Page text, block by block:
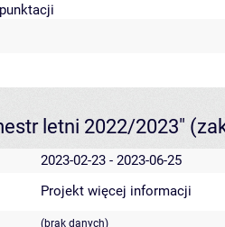
letni 2022/2023"
2023-02-23 - 2023-06-25
Projekt więcej informacji
(brak danych)